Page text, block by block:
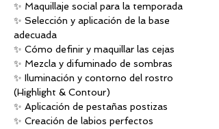
✨ Maquillaje social para la temporada
✨ Selección y aplicación de la base
adecuada
✨ Cómo definir y maquillar las cejas
✨ Mezcla y difuminado de sombras
✨ Iluminación y contorno del rostro
(Highlight & Contour)
✨ Aplicación de pestañas postizas
✨ Creación de labios perfectos